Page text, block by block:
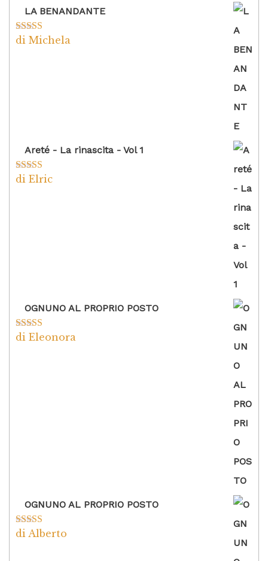
LA BENANDANTE
Valutato5su
di Michela
Areté - La rinascita - Vol 1
Valutato5
di Elric
OGNUNO AL PROPRIO POSTO
Valutato5su
di Eleonora
OGNUNO AL PROPRIO POSTO
Valutato5su
di Alberto